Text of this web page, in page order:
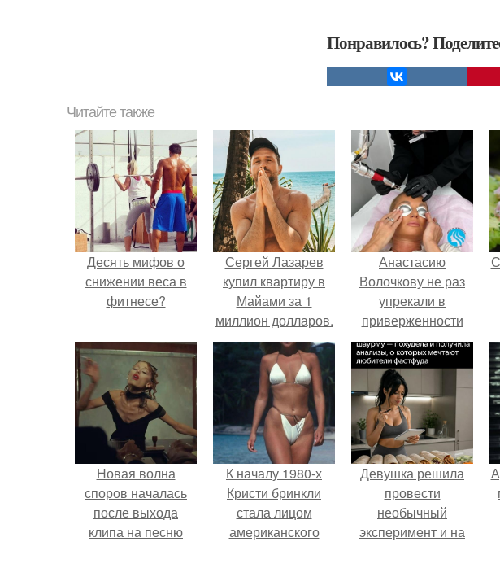
Понравилось?
Читайте также
Десять мифов о
снижении веса в
фитнесе?
Сергей Лазарев
купил квартиру в
Майами за 1
миллион долларов.
Анастасию
Волочкову не раз
упрекали в
приверженности
устаревшим бьюти -
процедурам.
Новая волна
споров началась
после выхода
клипа на песню
К началу 1980-х
Кристи бринкли
стала лицом
американского
Девушка решила
провести
необычный
эксперимент и на